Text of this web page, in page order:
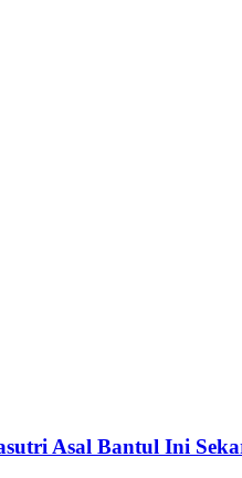
Asal Bantul Ini